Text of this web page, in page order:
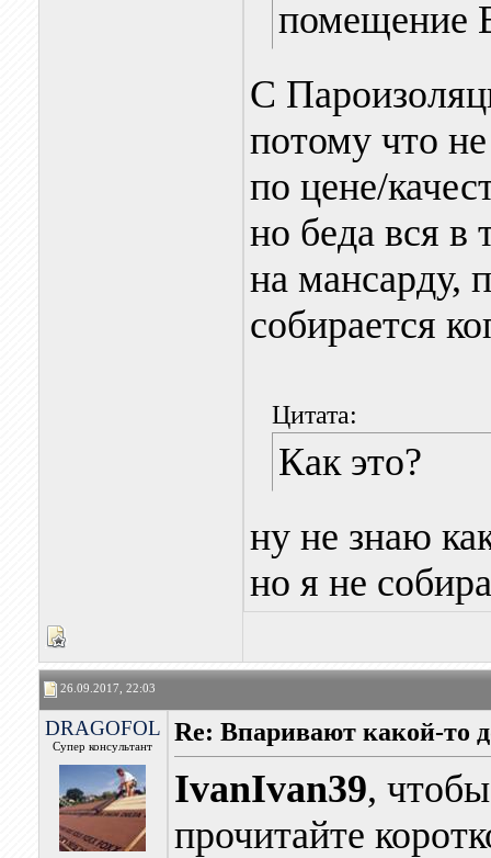
помещение
С
потому что
по цене/
но беда вся в
на мансарду,
собирается
Цитата:
Как это?
ну не знаю
но я не
26.09.2017, 22:03
DRAGOFOL
Супер консультант
Re: Впаривают какой-то
IvanIvan39,
прочитайте